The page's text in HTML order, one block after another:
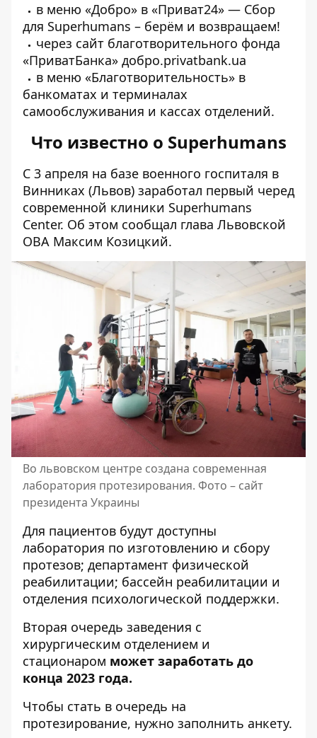
в меню «Добро» в «Приват24» — Сбор
для Superhumans – берём и возвращаем!
через сайт благотворительного фонда
«ПриватБанка» добро.privatbank.ua
в меню «Благотворительность» в
банкоматах и ​​терминалах
самообслуживания и кассах отделений.
Что известно о Superhumans
С 3 апреля на базе военного госпиталя в
Винниках (Львов) заработал первый черед
современной клиники Superhumans
Center. Об этом сообщал глава Львовской
ОВА Максим Козицкий.
Во львовском центре создана современная
лаборатория протезирования. Фото – сайт
президента Украины
Для пациентов будут доступны
лаборатория по изготовлению и сбору
протезов; департамент физической
реабилитации; бассейн реабилитации и
отделения психологической поддержки.
Вторая очередь заведения с
хирургическим отделением и
стационаром может заработать до
конца 2023 года.
Чтобы стать в очередь на
протезирование, нужно заполнить анкету.